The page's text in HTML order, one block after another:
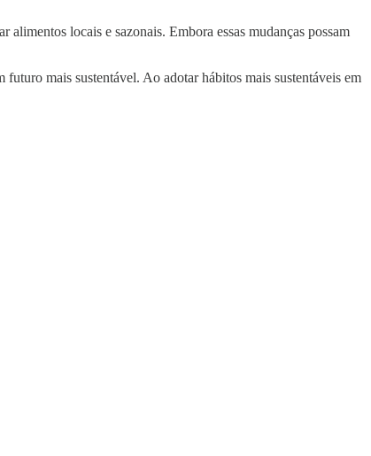
locais e sazonais. Embora essas mudanças possam
mais sustentável. Ao adotar hábitos mais sustentáveis em